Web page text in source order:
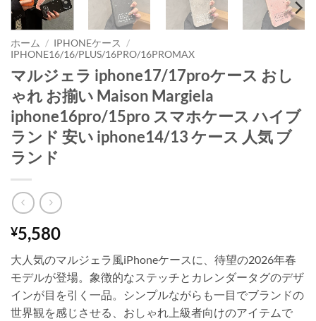
ホーム / IPHONEケース
/
IPHONE16/16/PLUS/16PRO/16PROMAX
マルジェラ iphone17/17proケース おし
ゃれ お揃い Maison Margiela
iphone16pro/15pro スマホケース ハイブ
ランド 安い iphone14/13 ケース 人気 ブ
ランド
¥5,580
大人気のマルジェラ風iPhoneケースに、待望の2026年春
モデルが登場。象徴的なステッチとカレンダータグのデザ
インが目を引く一品。シンプルながらも一目でブランドの
世界観を感じさせる、おしゃれ上級者向けのアイテムで